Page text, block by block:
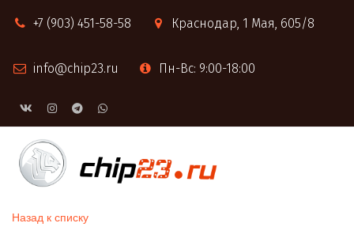
+7 (903) 451-58-58 Краснодар, 1 Мая, 605/8
info@chip23.ru Пн-Вс: 9:00-18:00
Назад к списку